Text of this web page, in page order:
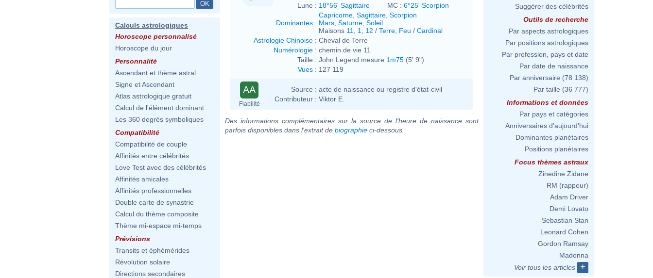
Calculs astrologiques
Horoscope personnalisé
Horoscope du jour
Personnalité
Ascendant et thème astral
Signe et Ascendant
Atlas astrologique gratuit
Calcul de l'élément dominant
Les 360 degrés symboliques
Compatibilité
Compatibilité de couple
Affinités entre célébrités
Love Test avec des célébrités
Affinités amicales
Affinités professionnelles
Double carte de synastrie
Calcul du thème composite
Thème mi-espace mi-temps
Prévisions
Transits et éphémérides
Révolution solaire
Directions secondaires
Lune : 18°56' Sagittaire MC : 6°25' Scorpion
Dominantes :
Capricorne Sagittaire Scorpion
Mars Saturne Soleil
Maisons 11 1 12 / Terre Feu / Cardinal
Astrologie Chinoise : Cheval de Terre
Numérologie : chemin de vie 11
Taille : John Legend mesure 1m75 (5' 9")
Vues : 127 119
AA
Fiabilité
Source : acte de naissance ou registre d'état-civil
Contributeur : Viktor E.
Des informations complémentaires sur la source de l'heure de naissance sont
parfois disponibles dans l'extrait de biographie ci-dessous.
Suggérer des célébrités
Outils de recherche
Par aspects astrologiques
Par positions astrologiques
Par profession, pays et date
Par date de naissance
Par anniversaire (78 138)
Par taille (36 777)
Informations et données
Par pays et catégories
Anniversaires d'aujourd'hui
Dominantes planétaires
Positions planétaires
Focus thèmes astraux
Zinedine Zidane
RM (rappeur)
Adam Driver
Demi Lovato
Sebastian Stan
Leonard Cohen
Gordon Ramsay
Madonna
Voir tous les articles
+